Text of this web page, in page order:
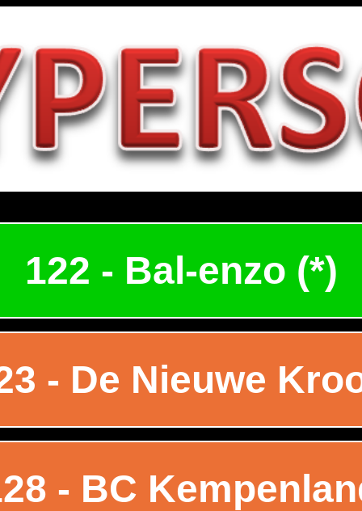
122 - Bal-enzo (*)
- De Nieuwe
- BC